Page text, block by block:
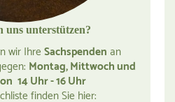
uns unterstützen?
wir Ihre Sachspenden an
Montag, Mittwoch und
14 Uhr - 16 Uhr
finden Sie hier: